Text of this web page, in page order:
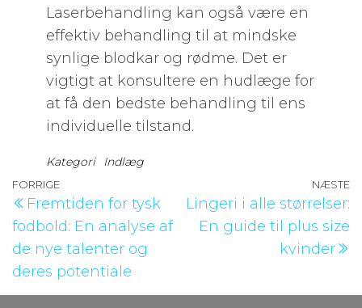
Laserbehandling kan også være en
effektiv behandling til at mindske
synlige blodkar og rødme. Det er
vigtigt at konsultere en hudlæge for
at få den bedste behandling til ens
individuelle tilstand.
Kategori Indlæg
Indlægsnavigation
Forrige
indlæg
FORRIGE
Fremtiden for tysk
fodbold: En analyse af
de nye talenter og
deres potentiale
NÆSTE
Lingeri i alle størrelser:
En guide til plus size
kvinder